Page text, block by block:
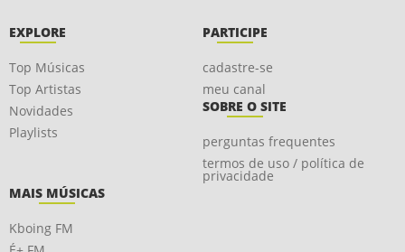
EXPLORE
Top Músicas
Top Artistas
Novidades
Playlists
PARTICIPE
cadastre-se
meu canal
SOBRE O SITE
perguntas frequentes
termos de uso / política de
privacidade
MAIS MÚSICAS
Kboing FM